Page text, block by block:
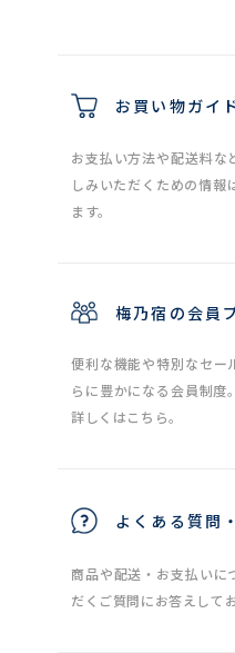
お買い物ガイ
お支払い方法や配送料な
しみいただくための情報
ます。
梅乃宿の会員
便利な機能や特別なセー
らに豊かになる会員制度
詳しくはこちら。
よくある質問
商品や配送・お支払いに
だくご質問にお答えしてお